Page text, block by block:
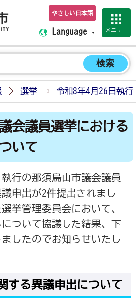
那須烏山市ホーム
やさしい日本語
Language メニュー
選挙 令和8年4月26日執
会議員選挙における
いて
行の那須烏山市議会議員
申出が2件提出されまし
挙管理委員会において、
ついて協議した結果、下
したのでお知らせいたし
する異議申出について